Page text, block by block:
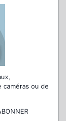
caméras ou de